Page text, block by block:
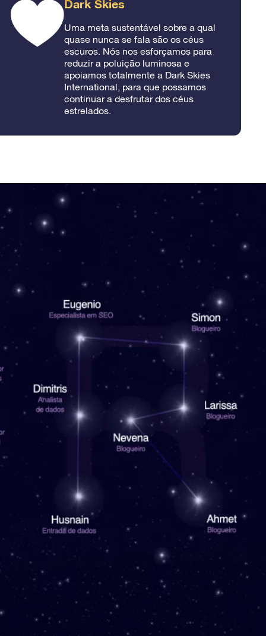
Dark Skies
Uma meta sustentável sobre a qual
quase nunca se fala são os céus
escuros. Nós nos esforçamos para
reduzir a poluição luminosa e
apoiamos totalmente a Dark Skies
International, para que possamos
continuar a desfrutar dos céus
estrelados.